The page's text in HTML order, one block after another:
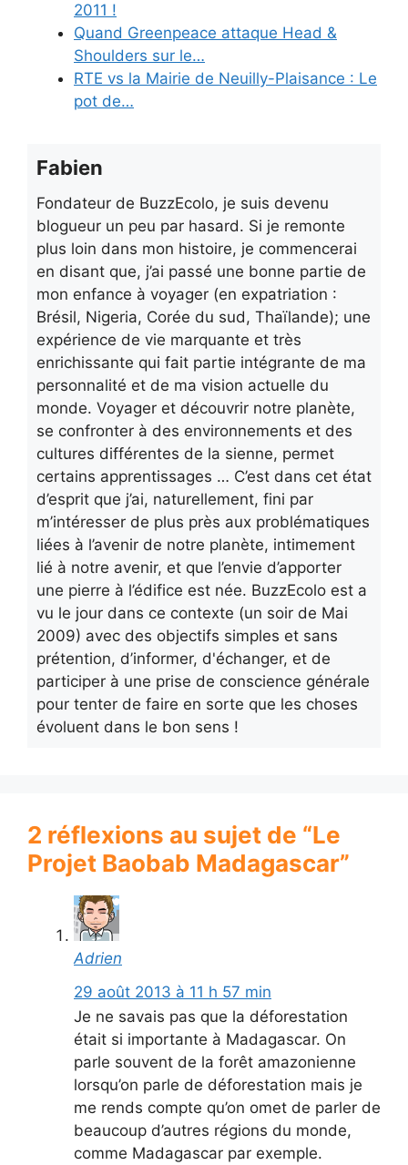
2011 !
Quand Greenpeace attaque Head &
Shoulders sur le…
RTE vs la Mairie de Neuilly-Plaisance : Le
pot de…
Fabien
Fondateur de BuzzEcolo, je suis devenu
blogueur un peu par hasard. Si je remonte
plus loin dans mon histoire, je commencerai
en disant que, j’ai passé une bonne partie de
mon enfance à voyager (en expatriation :
Brésil, Nigeria, Corée du sud, Thaïlande); une
expérience de vie marquante et très
enrichissante qui fait partie intégrante de ma
personnalité et de ma vision actuelle du
monde. Voyager et découvrir notre planète,
se confronter à des environnements et des
cultures différentes de la sienne, permet
certains apprentissages … C’est dans cet état
d’esprit que j’ai, naturellement, fini par
m’intéresser de plus près aux problématiques
liées à l’avenir de notre planète, intimement
lié à notre avenir, et que l’envie d’apporter
une pierre à l’édifice est née. BuzzEcolo est a
vu le jour dans ce contexte (un soir de Mai
2009) avec des objectifs simples et sans
prétention, d’informer, d'échanger, et de
participer à une prise de conscience générale
pour tenter de faire en sorte que les choses
évoluent dans le bon sens !
2 réflexions au sujet de “Le
Projet Baobab Madagascar”
Adrien
29 août 2013 à 11 h 57 min
Je ne savais pas que la déforestation
était si importante à Madagascar. On
parle souvent de la forêt amazonienne
lorsqu’on parle de déforestation mais je
me rends compte qu’on omet de parler de
beaucoup d’autres régions du monde,
comme Madagascar par exemple.